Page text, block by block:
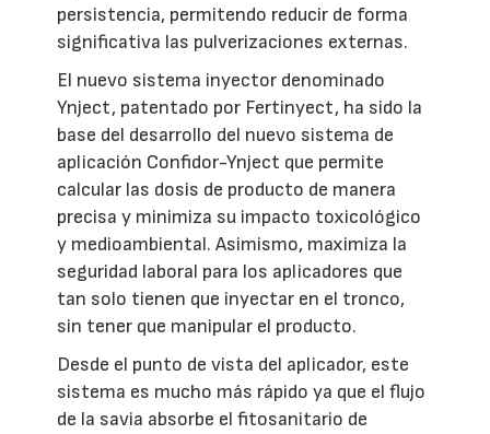
persistencia, permitendo reducir de forma
significativa las pulverizaciones externas.
El nuevo sistema inyector denominado
Ynject, patentado por Fertinyect, ha sido la
base del desarrollo del nuevo sistema de
aplicación Confidor-Ynject que permite
calcular las dosis de producto de manera
precisa y minimiza su impacto toxicológico
y medioambiental. Asimismo, maximiza la
seguridad laboral para los aplicadores que
tan solo tienen que inyectar en el tronco,
sin tener que manipular el producto.
Desde el punto de vista del aplicador, este
sistema es mucho más rápido ya que el flujo
de la savia absorbe el fitosanitario de